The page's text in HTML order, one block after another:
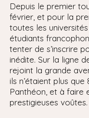
Depuis le premier
février, et pour la
toutes les
étudiants
tenter de s’inscrire
inédite. Sur la ligne
rejoint la grande
ils n’étaient plus
Panthéon, et à faire
prestigieuses voûtes.